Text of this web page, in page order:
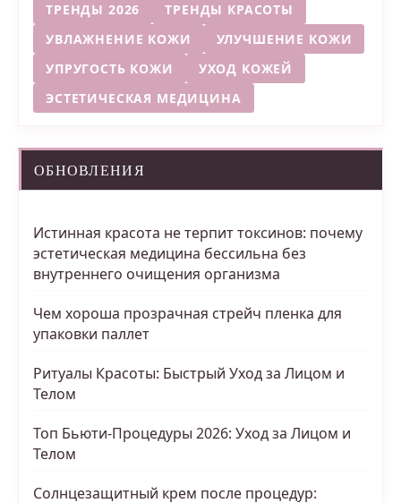
ТРЕНДЫ 2026
ТРЕНДЫ КРАСОТЫ
УВЛАЖНЕНИЕ КОЖИ
УЛУЧШЕНИЕ КОЖИ
УПРУГОСТЬ КОЖИ
УХОД КОЖЕЙ
ЭСТЕТИЧЕСКАЯ МЕДИЦИНА
ОБНОВЛЕНИЯ
Истинная красота не терпит токсинов: почему
эстетическая медицина бессильна без
внутреннего очищения организма
Чем хороша прозрачная стрейч пленка для
упаковки паллет
Ритуалы Красоты: Быстрый Уход за Лицом и
Телом
Топ Бьюти-Процедуры 2026: Уход за Лицом и
Телом
Солнцезащитный крем после процедур: